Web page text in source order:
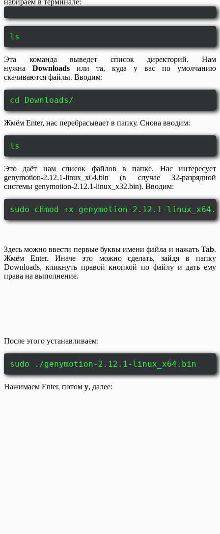
набираем в терминале:
ls
Эта команда выведет список директорий. Нам
нужна Downloads или та, куда у вас по умолчанию
скачиваются файлы. Вводим:
cd Downloads/
Жмём Enter, нас перебрасывает в папку. Снова вводим:
ls
Это даёт нам список файлов в папке. Нас интересует
genymotion-2.12.1-linux_x64.bin (в случае 32-разрядной
системы genymotion-2.12.1-linux_x32.bin). Вводим:
sudo chmod +x genymotion-2.12.1-
Здесь можно ввести первые буквы имени файла и нажать Tab.
Жмём Enter. Иначе это можно сделать, зайдя в папку
Downloads, кликнуть правой кнопкой по файлу и дать ему
права на выполнение.
После этого устанавливаем:
sudo ./genymotion-2.12.1-linux_x64.bin
Нажимаем Enter, потом y, далее: